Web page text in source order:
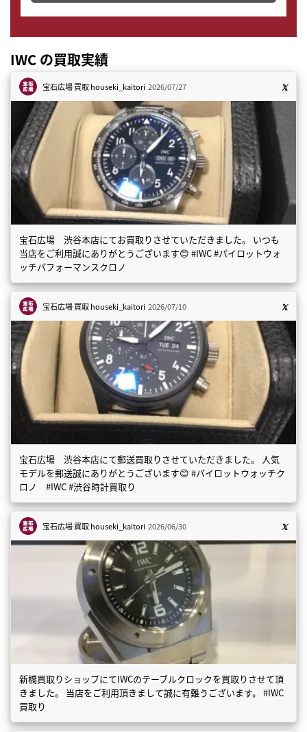
IWC の買取実績
宝石広場 買取houseki_kaitori 2026/07/27
宝石広場 渋谷本店にてお買取りさせていただきました。 いつも
当店をご利用誠にありがとうございます😊 #IWC #パイロットウォ
ッチパフォーマンスクロノ
宝石広場 買取houseki_kaitori 2026/07/10
宝石広場 渋谷本店にて郵送買取りさせていただきました。 人気
モデルを郵送誠にありがとうございます😊 #パイロットウォッチク
ロノ #IWC #渋谷時計買取り
宝石広場 買取houseki_kaitori 2026/06/30
新橋買取りショップにてIWCのテーブルクロックを買取りさせて頂
きました。 当店をご利用頂きまして誠に有難うございます。 #IWC
買取り